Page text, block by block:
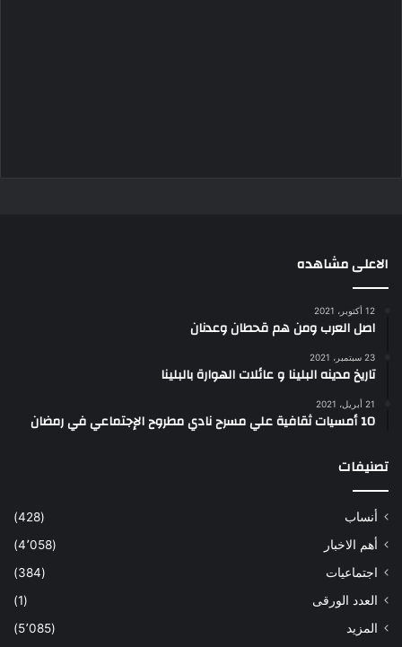
الاعلى مشاهده
12 أكتوبر، 2021
اصل العرب ومن هم قحطان وعدنان
23 سبتمبر، 2021
تاريخ مدينه البلينا و عائلات الهوارة بالبلينا
21 أبريل، 2021
10 أمسيات ثقافية علي مسرح نادي مطروح الإجتماعي في رمضان
تصنيفات
أنساب
(428)
أهم الاخبار
(4٬058)
اجتماعيات
(384)
العدد الورقى
(1)
المزيد
(5٬085)